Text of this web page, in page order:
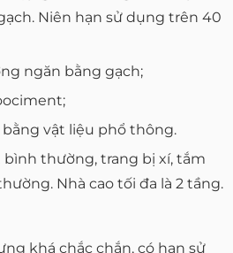
Niên hạn sử dụng trên 40
ngăn bằng gạch;
vật liệu phổ thông.
thường, trang bị xí, tắm
Nhà cao tối đa là 2 tầng.
khá chắc chắn, có hạn sử